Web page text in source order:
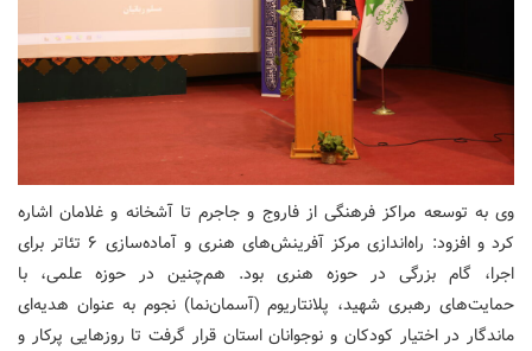
وی به توسعه مراکز فرهنگی از فاروج و جاجرم تا آشخانه و غلامان اشاره
کرد و افزود: راه‌اندازی مرکز آفرینش‌های هنری و آماده‌سازی ۶ تئاتر برای
اجرا، گام بزرگی در حوزه هنری بود. هم‌چنین در حوزه علمی، با
حمایت‌های رهبری شهید، پلانتاریوم (آسمان‌نما) نجوم به عنوان هدیه‌ای
ماندگار در اختیار کودکان و نوجوانان استان قرار گرفت تا روزهایی پرکار و